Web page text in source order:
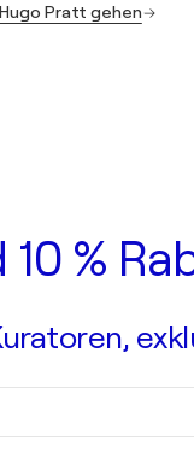
Pratt gehen
%